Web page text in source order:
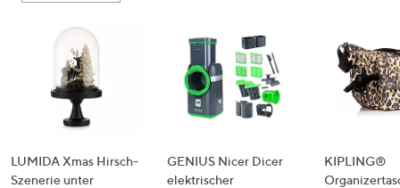
LUMIDA Xmas Hirsch-
Szenerie unter
GENIUS Nicer Dicer
elektrischer
KIPLING®